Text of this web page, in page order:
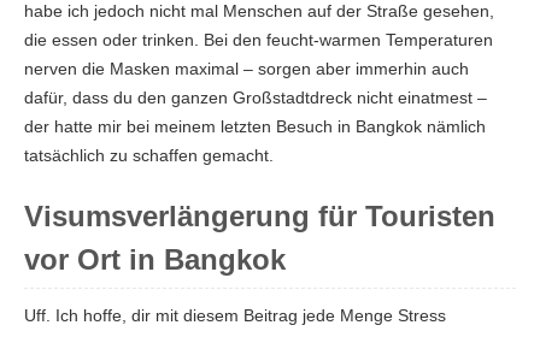
habe ich jedoch nicht mal Menschen auf der Straße gesehen,
die essen oder trinken. Bei den feucht-warmen Temperaturen
nerven die Masken maximal – sorgen aber immerhin auch
dafür, dass du den ganzen Großstadtdreck nicht einatmest –
der hatte mir bei meinem letzten Besuch in Bangkok nämlich
tatsächlich zu schaffen gemacht.
Visumsverlängerung für Touristen
vor Ort in Bangkok
Uff. Ich hoffe, dir mit diesem Beitrag jede Menge Stress